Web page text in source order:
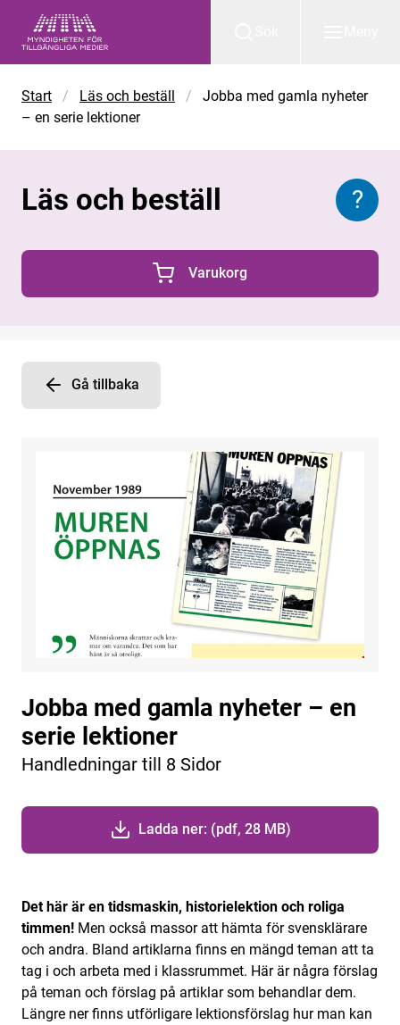
Start / Läs och beställ /
Jobba med gamla nyheter
– en serie lektioner
Läs och beställ ?
0 Produkter i varukorgen
Varukorg
Gå tillbaka
Jobba med gamla nyheter – en
serie lektioner
Handledningar till 8 Sidor
Ladda ner: (pdf, 28 MB)
Det här är en tidsmaskin, historielektion och roliga
timmen! Men också massor att hämta för svensklärare
och andra. Bland artiklarna finns en mängd teman att ta
tag i och arbeta med i klassrummet. Här är några förslag
på teman och förslag på artiklar som behandlar dem.
Längre ner finns utförligare lektionsförslag hur man kan